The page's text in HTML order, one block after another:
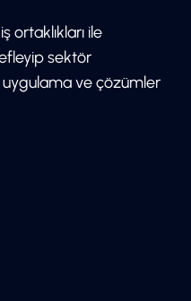
ortaklıkları ile
sektör
ve çözümler